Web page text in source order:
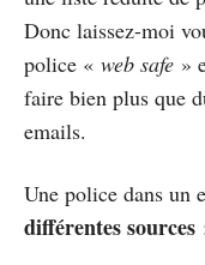
Donc laissez-moi
police « web safe »
faire bien plus que
emails.
Une police dans un
différentes sources